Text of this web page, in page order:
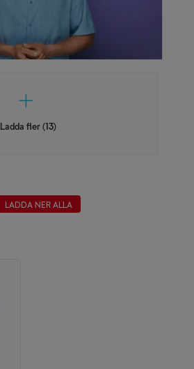
Ladda fler (13)
LADDA NER ALLA